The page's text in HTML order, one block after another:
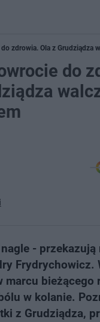
zdrowia. Ola z Grudziądza
do
-
Frydrychowicz.
marcu bieżącego
w kolanie.
z Grudziądza,